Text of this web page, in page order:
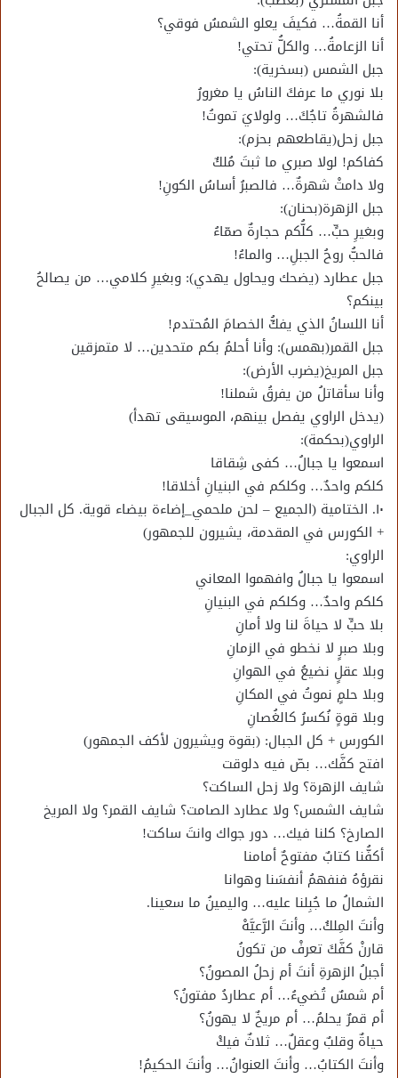
أنا القمةُ… فكيفَ يعلو الشمسُ فوقي؟
أنا الزعامةُ… والكلُّ تحتي!
جبل الشمس (بسخرية):
بلا نوري ما عرفكَ الناسُ يا مغرورُ
فالشهرةُ تاجُكَ… ولولايَ تموتُ!
جبل زحل(يقاطعهم بحزم):
كفاكم! لولا صبري ما ثبتَ مُلكٌ
ولا دامتْ شهرةٌ… فالصبرُ أساسُ الكونِ!
جبل الزهرة(بحنان):
وبغيرِ حبٍّ… كلُّكم حجارةٌ صمّاءُ
فالحبُّ روحُ الجبلِ… والماءُ!
جبل عطارد (يضحك ويحاول يهدي): وبغيرِ كلامي… من يصالحُ
بينكم؟
أنا اللسانُ الذي يفكُّ الخصامَ المُحتدم!
جبل القمر(بهمس): وأنا أحلمُ بكم متحدين… لا متمزقين
جبل المريخ(يضرب الأرض):
وأنا سأقاتلُ من يفرقُ شملنا!
(يدخل الراوي يفصل بينهم، الموسيقى تهدأ)
الراوي(بحكمة):
اسمعوا يا جبالُ… كفى شِقاقا
كلكم واحدٌ… وكلكم في البنيانِ أخلاقا!
١٠. الختامية (الجميع – لحن ملحمي_إضاءة بيضاء قوية. كل الجبال
+ الكورس في المقدمة، يشيرون للجمهور)
الراوي:
اسمعوا يا جبالُ وافهموا المعاني
كلكم واحدٌ… وكلكم في البنيانِ
بلا حبٍّ لا حياةَ لنا ولا أمانِ
وبلا صبرٍ لا نخطو في الزمانِ
وبلا عقلٍ نضيعُ في الهوانِ
وبلا حلمٍ نموتُ في المكانِ
وبلا قوةٍ نُكسرُ كالغُصانِ
الكورس + كل الجبال: (بقوة ويشيرون لأكف الجمهور)
افتح كفَّك… بصّ فيه دلوقت
شايف الزهرة؟ ولا زحل الساكت؟
شايف الشمس؟ ولا عطارد الصامت؟ شايف القمر؟ ولا المريخ
الصارخ؟ كلنا فيك… دور جواك وانتَ ساكت!
أكفُّنا كتابٌ مفتوحٌ أمامنا
نقرؤهُ فنفهمُ أنفسَنا وهوانا
الشمالُ ما جُبِلنا عليه… واليمينُ ما سعينا.
وأنتَ المِلكُ… وأنتَ الرَّعيَّهْ
قارنْ كفَّكَ تعرفْ من تكونُ
أجبلُ الزهرةِ أنتَ أم زحلُ المصونُ؟
أم شمسٌ تُضيءُ… أم عطاردُ مفتونُ؟
أم قمرٌ يحلمُ… أم مريخٌ لا يهونُ؟
حياةٌ وقلبٌ وعقلٌ… ثلاثٌ فيكْ
وأنتَ الكتابُ… وأنتَ العنوانُ… وأنتَ الحكيمُ!